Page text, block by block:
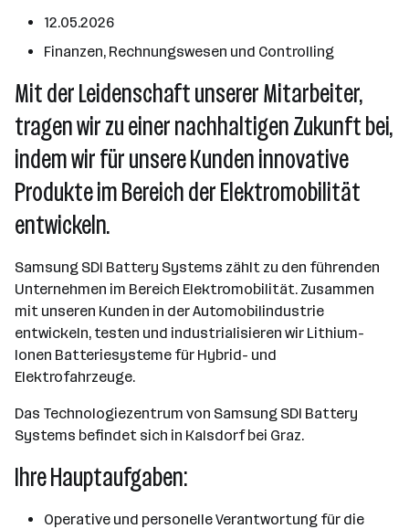
12.05.2026
Finanzen, Rechnungswesen und Controlling
Mit der Leidenschaft unserer Mitarbeiter,
tragen wir zu einer nachhaltigen Zukunft bei,
indem wir für unsere Kunden innovative
Produkte im Bereich der Elektromobilität
entwickeln.
Samsung SDI Battery Systems zählt zu den führenden
Unternehmen im Bereich Elektromobilität. Zusammen
mit unseren Kunden in der Automobilindustrie
entwickeln, testen und industrialisieren wir Lithium-
Ionen Batteriesysteme für Hybrid- und
Elektrofahrzeuge.
Das Technologiezentrum von Samsung SDI Battery
Systems befindet sich in Kalsdorf bei Graz.
Ihre Hauptaufgaben:
Operative und personelle Verantwortung für die